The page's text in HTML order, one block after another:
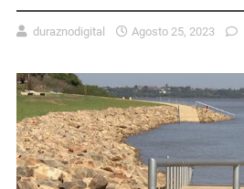
duraznodigital Agosto 25, 2023